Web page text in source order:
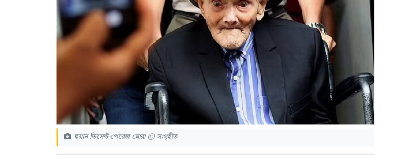
হুয়ান ভিসেন্ট পেরেজ মোরা © সংগৃহীত